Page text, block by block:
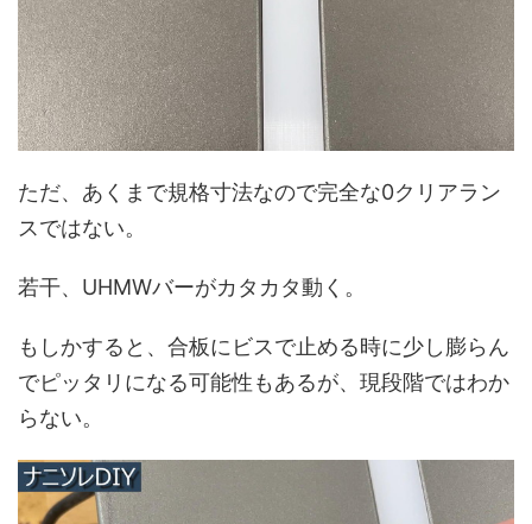
ただ、あくまで規格寸法なので完全な0クリアラン
スではない。
若干、UHMWバーがカタカタ動く。
もしかすると、合板にビスで止める時に少し膨らん
でピッタリになる可能性もあるが、現段階ではわか
らない。